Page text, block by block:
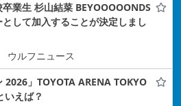
業生 杉山結菜 BEYOOOOONDS
して加入することが決定しまし
ウルフニュース
2026」TOYOTA ARENA TOKYO
いえば？